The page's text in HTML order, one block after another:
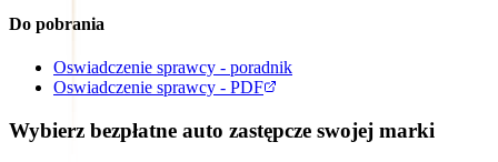
Do pobrania
Oswiadczenie sprawcy - poradnik
Oswiadczenie sprawcy - PDF
Wybierz bezpłatne auto zastępcze swojej marki